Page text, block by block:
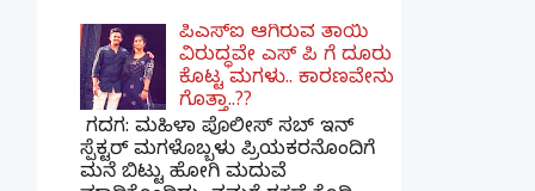
ಪಿಎಸ್​ಐ ಆಗಿರುವ ತಾಯಿ
ವಿರುದ್ಧವೇ ಎಸ್ ಪಿ ಗೆ ದೂರು
ಕೊಟ್ಟ ಮಗಳು.. ಕಾರಣವೇನು
ಗೊತ್ತಾ..??
ಗದಗ​: ಮಹಿಳಾ ಪೊಲೀಸ್​ ಸಬ್ ​ಇನ್​
ಸ್ಪೆಕ್ಟರ್​ ಮಗಳೊಬ್ಬಳು ಪ್ರಿಯಕರನೊಂದಿಗೆ
ಮನೆ ಬಿಟ್ಟು ಹೋಗಿ ಮದುವೆ